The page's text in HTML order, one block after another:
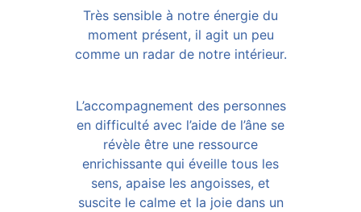
Très sensible à notre énergie du
moment présent, il agit un peu
comme un radar de notre intérieur.
L’accompagnement des personnes
en difficulté avec l’aide de l’âne se
révèle être une ressource
enrichissante qui éveille tous les
sens, apaise les angoisses, et
suscite le calme et la joie dans un